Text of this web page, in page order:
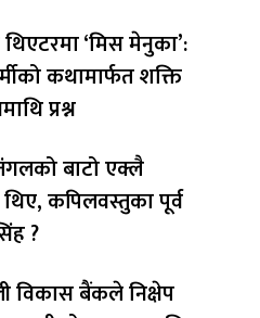
‘मिस मेनुका’:
कथामार्फत शक्ति
प्रश्न
बाटो एक्लै
कपिलवस्तुका पूर्व
?
विकास बैंकले निक्षेप